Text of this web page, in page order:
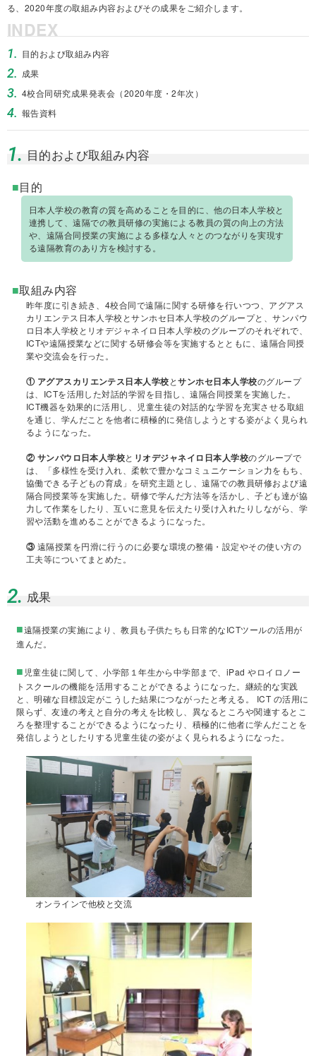
る、2020年度の取組み内容およびその成果をご紹介します。
INDEX
1. 目的および取組み内容
2. 成果
3. 4校合同研究成果発表会（2020年度・2年次）
4. 報告資料
1. 目的および取組み内容
■目的
日本人学校の教育の質を高めることを目的に、他の日本人学校と
連携して、遠隔での教員研修の実施による教員の質の向上の方法
や、遠隔合同授業の実施による多様な人々とのつながりを実現す
る遠隔教育のあり方を検討する。
■取組み内容
昨年度に引き続き、4校合同で遠隔に関する研修を行いつつ、アグアス
カリエンテス日本人学校とサンホセ日本人学校のグループと、サンパウ
ロ日本人学校とリオデジャネイロ日本人学校のグループのそれぞれで、
ICTや遠隔授業などに関する研修会等を実施するとともに、遠隔合同授
業や交流会を行った。
① アグアスカリエンテス日本人学校とサンホセ日本人学校のグループ
は、ICTを活用した対話的学習を目指し、遠隔合同授業を実施した。
ICT機器を効果的に活用し、児童生徒の対話的な学習を充実させる取組
を通じ、学んだことを他者に積極的に発信しようとする姿がよく見られ
るようになった。
② サンパウロ日本人学校と リオデジャネイロ日本人学校のグループで
は、「多様性を受け入れ、柔軟で豊かなコミュニケーション力をもち、
協働できる子どもの育成」を研究主題とし、遠隔での教員研修および遠
隔合同授業等を実施した。研修で学んだ方法等を活かし、子ども達が協
力して作業をしたり、互いに意見を伝えたり受け入れたりしながら、学
習や活動を進めることができるようになった。
③ 遠隔授業を円滑に行うのに必要な環境の整備・設定やその使い方の
工夫等についてまとめた。
2. 成果
■遠隔授業の実施により、教員も子供たちも日常的なICTツールの活用が
進んだ。
■ 児童生徒に関して、小学部１年生から中学部まで、iPad やロイロノー
トスクールの機能を活用することができるようになった。継続的な実践
と、明確な目標設定がこうした結果につながったと考える。 ICT の活用に
限らず、友達の考えと自分の考えを比較し、異なるところや関連するとこ
ろを整理することができるようになったり、積極的に他者に学んだことを
発信しようとしたりする児童生徒の姿がよく見られるようになった。
オンラインで他校と交流